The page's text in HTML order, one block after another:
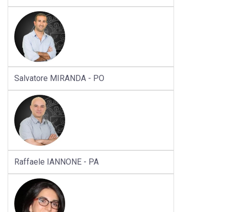
Salvatore MIRANDA - PO
Raffaele IANNONE - PA